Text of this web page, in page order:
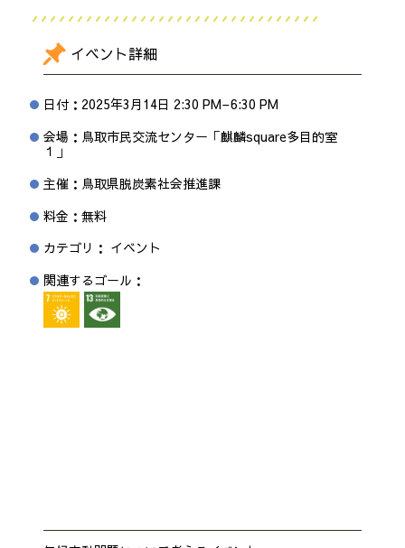
イベント詳細
日付： 2025年3月14日 2:30 PM–6:30 PM
会場：鳥取市民交流センター「麒麟square多目的室
１」
主催：鳥取県脱炭素社会推進課
料金：無料
カテゴリ： イベント
関連するゴール：